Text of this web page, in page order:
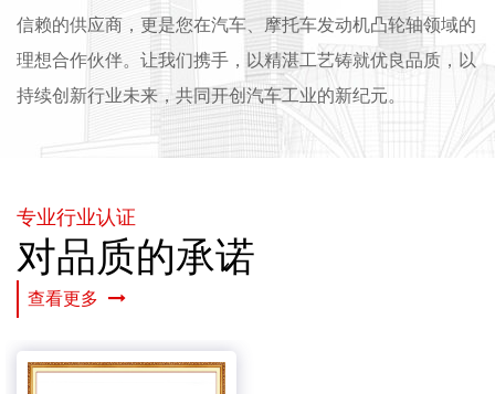
信赖的供应商，更是您在汽车、摩托车发动机凸轮轴领域的
理想合作伙伴。让我们携手，以精湛工艺铸就优良品质，以
持续创新行业未来，共同开创汽车工业的新纪元。
专业行业认证
对品质的承诺
查看更多